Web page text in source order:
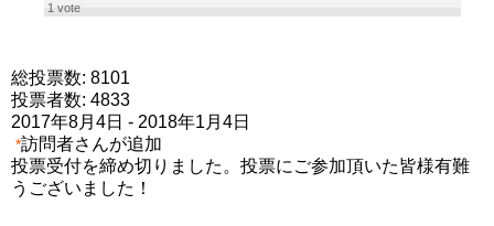
1vote
総投票数: 8101
投票者数: 4833
2017年8月4日 - 2018年1月4日
*訪問者さんが追加
投票受付を締め切りました。投票にご参加頂いた皆様有難
うございました！